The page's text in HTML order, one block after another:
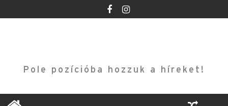
to
Pole pozícióba hozzuk a híreket!